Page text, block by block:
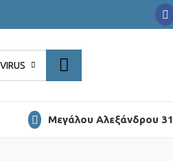
Μεγάλου Αλεξάνδρου 31